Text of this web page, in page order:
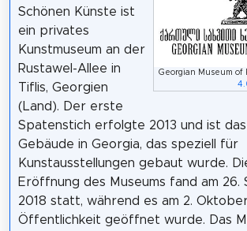
Georgian Museum of
Schönen Künste ist
ein privates
Kunstmuseum an der
Rustawel-Allee in
Tiflis, Georgien
(Land). Der erste
Spatenstich erfolgte 2013 und ist
Gebäude in Georgia, das speziell für
Kunstausstellungen gebaut wurde.
Eröffnung des Museums fand am 26.
2018 statt, während es am 2.
Öffentlichkeit geöffnet wurde. Das